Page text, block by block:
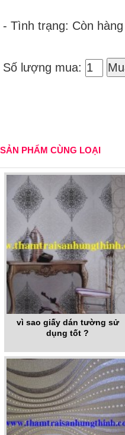
- Tình trạng: Còn hàng
Số lượng mua:
SẢN PHẨM CÙNG LOẠI
vì sao giấy dán tường sử
dụng tốt ?